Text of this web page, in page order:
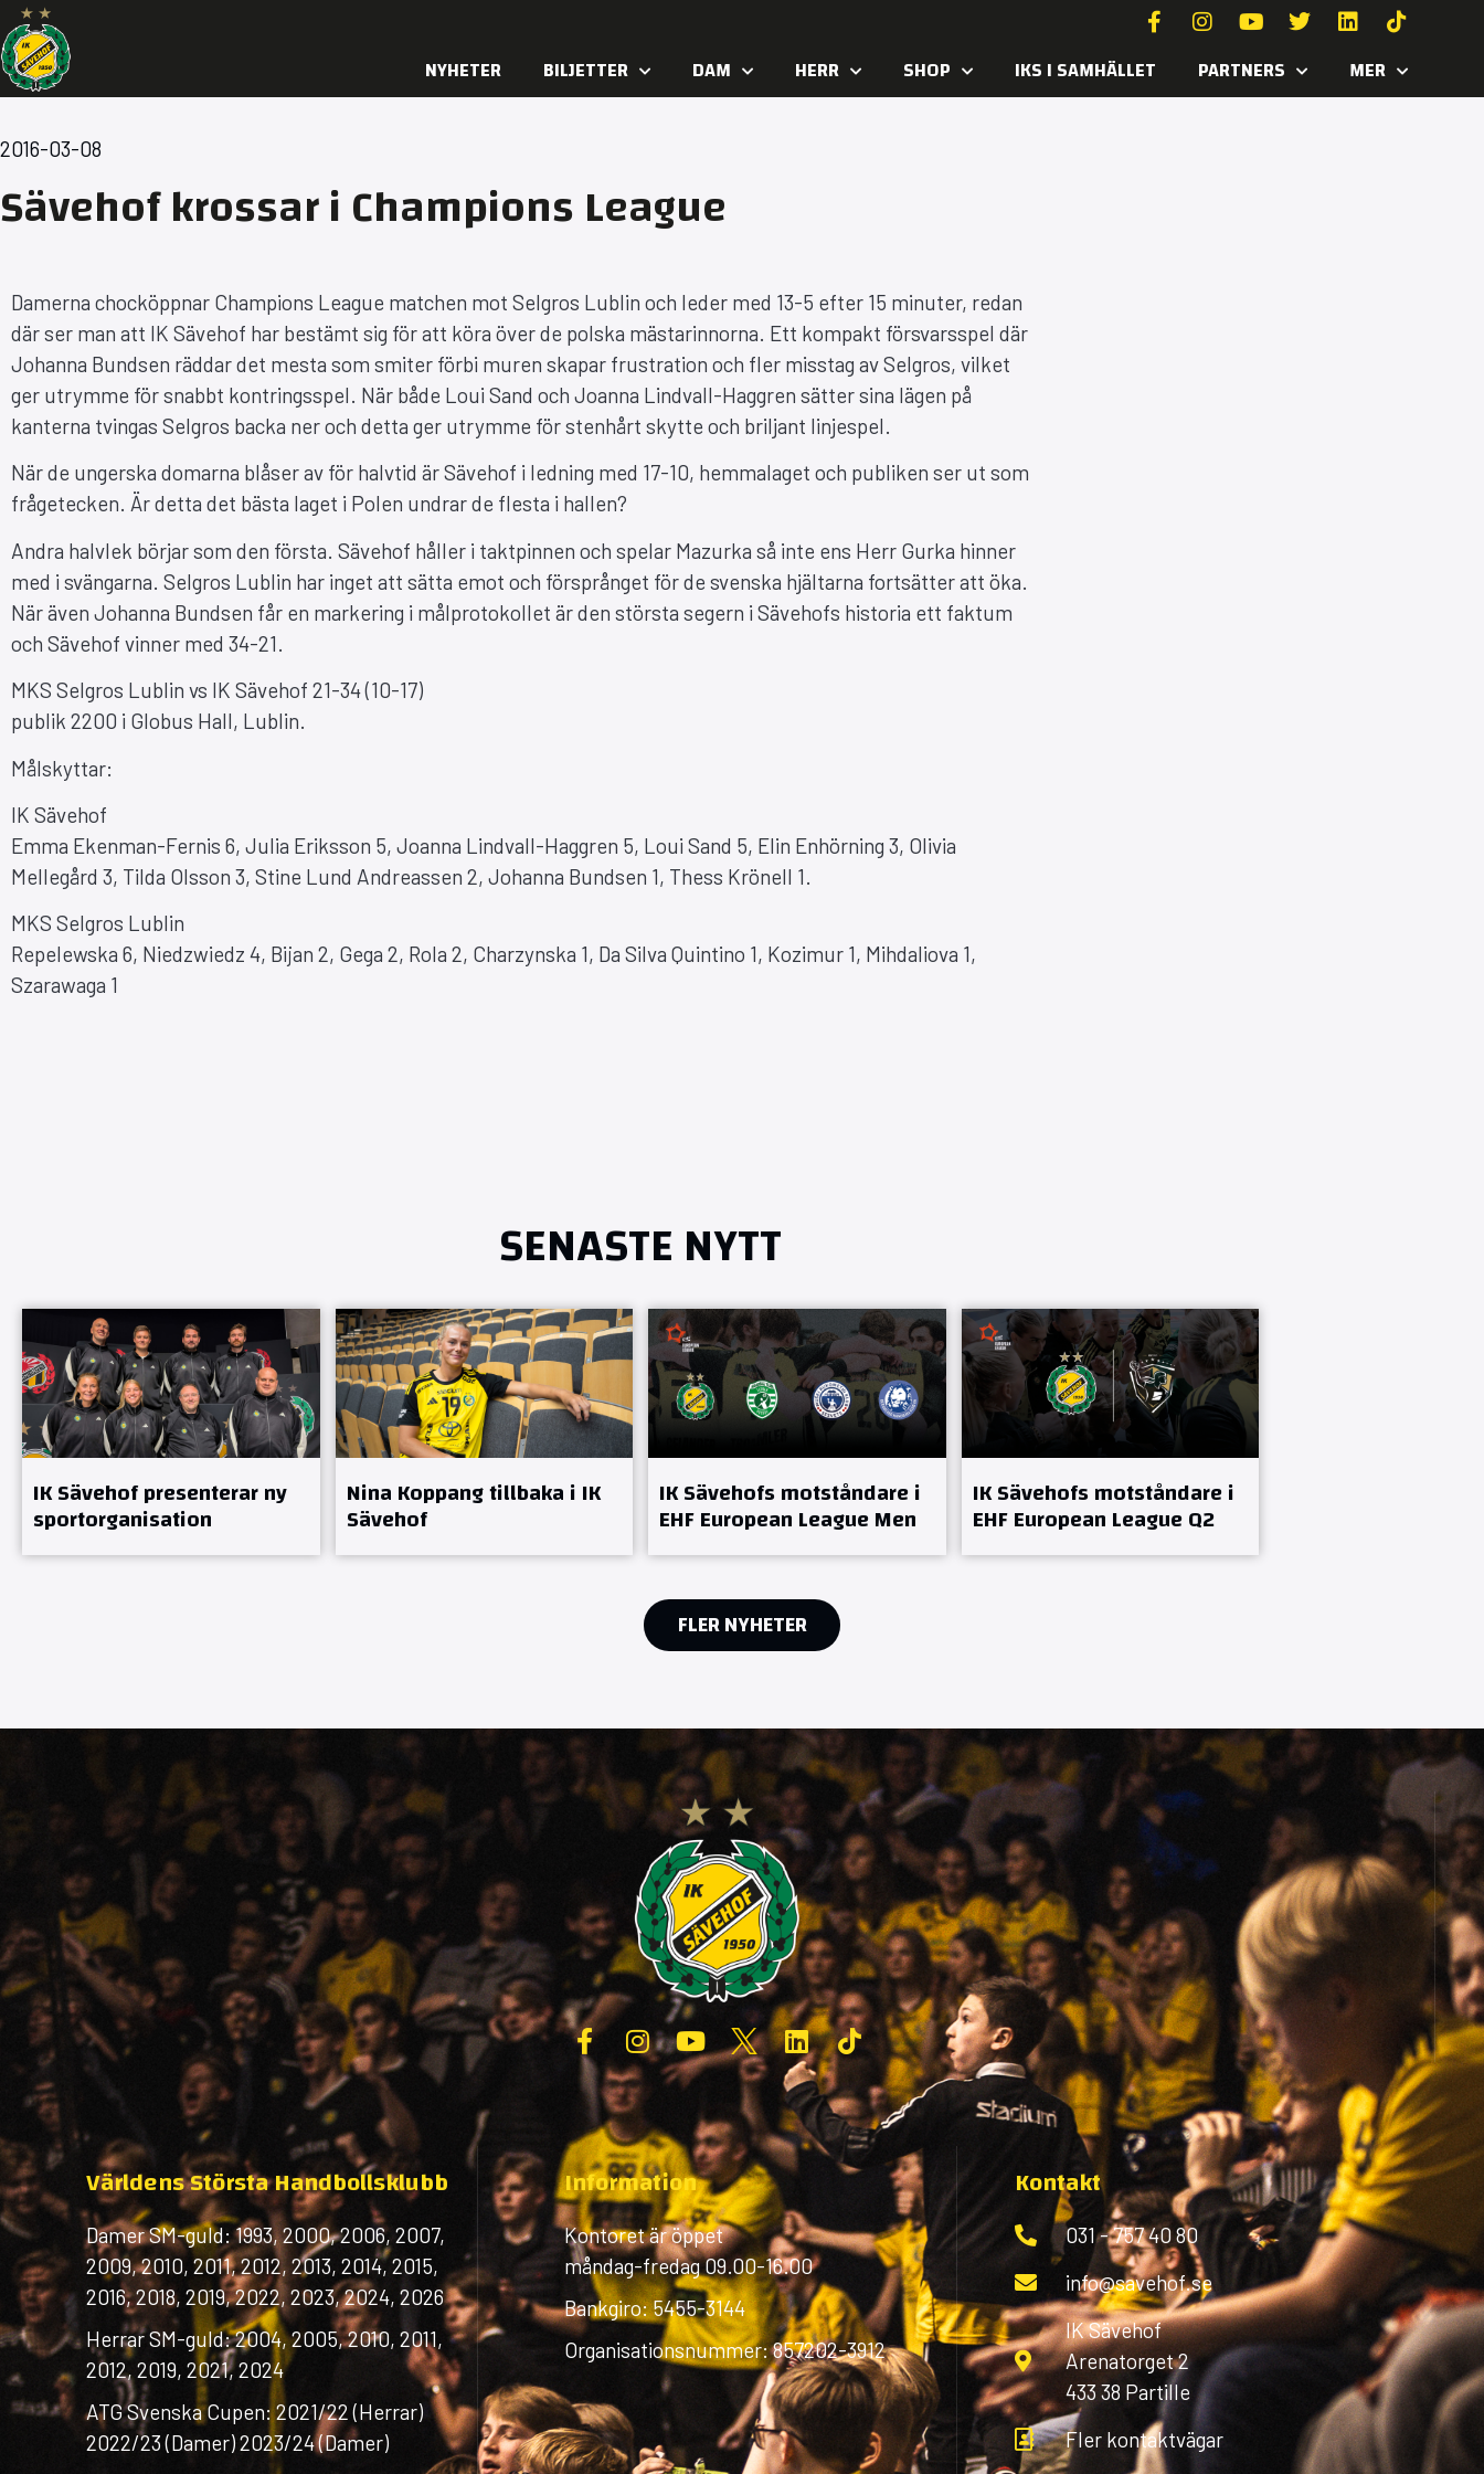
NYHETER BILJETTER DAM HERR SHOP IKS I SAMHÄLLET PARTNERS MER
2016-03-08
Sävehof krossar i Champions League
Damerna chocköppnar Champions League matchen mot Selgros Lublin och leder med 13-5 efter 15 minuter, redan
där ser man att IK Sävehof har bestämt sig för att köra över de polska mästarinnorna. Ett kompakt försvarsspel där
Johanna Bundsen räddar det mesta som smiter förbi muren skapar frustration och fler misstag av Selgros, vilket
ger utrymme för snabbt kontringsspel. När både Loui Sand och Joanna Lindvall-Haggren sätter sina lägen på
kanterna tvingas Selgros backa ner och detta ger utrymme för stenhårt skytte och briljant linjespel.
När de ungerska domarna blåser av för halvtid är Sävehof i ledning med 17-10, hemmalaget och publiken ser ut som
frågetecken. Är detta det bästa laget i Polen undrar de flesta i hallen?
Andra halvlek börjar som den första. Sävehof håller i taktpinnen och spelar Mazurka så inte ens Herr Gurka hinner
med i svängarna. Selgros Lublin har inget att sätta emot och försprånget för de svenska hjältarna fortsätter att öka.
När även Johanna Bundsen får en markering i målprotokollet är den största segern i Sävehofs historia ett faktum
och Sävehof vinner med 34-21.
MKS Selgros Lublin vs IK Sävehof 21-34 (10-17)
publik 2200 i Globus Hall, Lublin.
Målskyttar:
IK Sävehof
Emma Ekenman-Fernis 6, Julia Eriksson 5, Joanna Lindvall-Haggren 5, Loui Sand 5, Elin Enhörning 3, Olivia
Mellegård 3, Tilda Olsson 3, Stine Lund Andreassen 2, Johanna Bundsen 1, Thess Krönell 1.
MKS Selgros Lublin
Repelewska 6, Niedzwiedz 4, Bijan 2, Gega 2, Rola 2, Charzynska 1, Da Silva Quintino 1, Kozimur 1, Mihdaliova 1,
Szarawaga 1
SENASTE NYTT
IK Sävehof presenterar ny
sportorganisation
Nina Koppang tillbaka i IK
Sävehof
IK Sävehofs motståndare i
EHF European League Men
IK Sävehofs motståndare i
EHF European League Q2
FLER NYHETER
Världens Största Handbollsklubb
Damer SM-guld: 1993, 2000, 2006, 2007,
2009, 2010, 2011, 2012, 2013, 2014, 2015,
2016, 2018, 2019, 2022, 2023, 2024, 2026
Herrar SM-guld: 2004, 2005, 2010, 2011,
2012, 2019, 2021, 2024
ATG Svenska Cupen: 2021/22 (Herrar)
2022/23 (Damer) 2023/24 (Damer)
Information
Kontoret är öppet
måndag-fredag 09.00-16.00
Bankgiro: 5455-3144
Organisationsnummer: 857202-3912
Kontakt
031 - 757 40 80
info@savehof.se
IK Sävehof
Arenatorget 2
433 38 Partille
Fler kontaktvägar